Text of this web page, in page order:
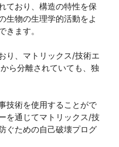
ており、構造の特性を保
生物の生理学的活動をよ
きます。
り、マトリックス/技術エ
ら分離されていても、独
技術を使用することがで
を通じてマトリックス/技
ぐための自己破壊プログ